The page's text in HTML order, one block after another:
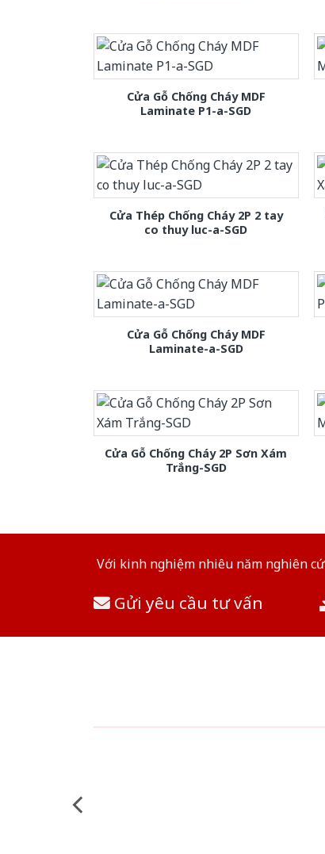
Cửa Gỗ Chống Cháy MDF
Laminate P1-a-SGD
Cửa Thép Chống Cháy 2P 2 tay
co thuy luc-a-SGD
Cửa Gỗ Chống Cháy MDF
Laminate-a-SGD
Cửa Gỗ Chống Cháy 2P Sơn Xám
Trắng-SGD
Với kinh nghiệm nhiêu năm nghiên
Gửi yêu cầu tư vấn